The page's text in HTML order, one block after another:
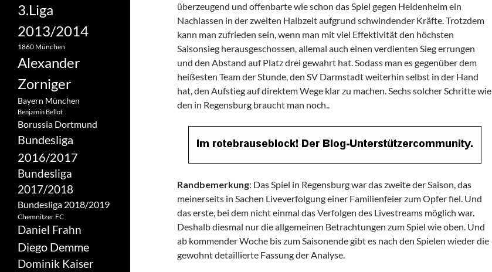
überzeugend und offenbarte wie schon das Spiel gegen Heidenheim ein
Nachlassen in der zweiten Halbzeit aufgrund schwindender Kräfte. Trotzdem
kann man zufrieden sein, wenn man mit viel Effektivität den höchsten
Saisonsieg herausgeschossen, allemal auch einen verdienten Sieg errungen
und den Abstand auf Platz drei gewahrt hat. Sodass man es gegenüber dem
heißesten Team der Stunde, den SV Darmstadt weiterhin selbst in der Hand
hat, den Aufstieg auf direktem Wege klar zu machen. Sechs solcher Schritte wie
den in Regensburg braucht man noch..
Randbemerkung: Das Spiel in Regensburg war das zweite der Saison, das
meinerseits in Sachen Liveverfolgung einer Familienfeier zum Opfer fiel. Und
das erste, bei dem nicht einmal das Verfolgen des Livestreams möglich war.
Deshalb diesmal nur die allgemeinen Betrachtungen zum Spiel wie oben. Und
ab kommender Woche bis zum Saisonende gibt es nach den Spielen wieder die
gewohnt detaillierte Fassung der Analyse.
3.Liga
2013/2014
1860 München
Alexander
Zorniger
Bayern München
Benjamin Bellot
Borussia Dortmund
Bundesliga
2016/2017
Bundesliga
2017/2018
Bundesliga 2018/2019
Chemnitzer FC
Daniel Frahn
Diego Demme
Dominik Kaiser